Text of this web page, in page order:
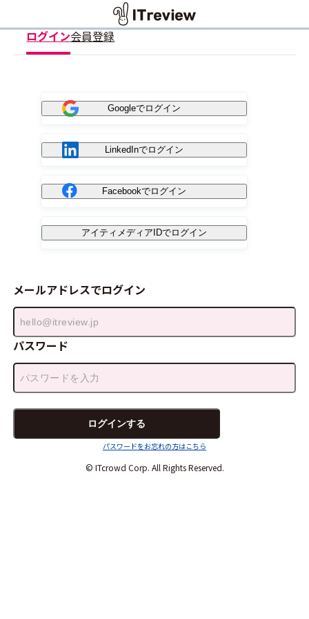
ログイン会員登録
Googleでログイン
LinkedInでログイン
Facebookでログイン
アイティメディアIDでログイン
メールアドレスでログイン
パスワード
パスワードをお忘れの方はこちら
© ITcrowd Corp. All Rights Reserved.